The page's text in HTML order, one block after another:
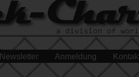
Newsletter Anmeldung